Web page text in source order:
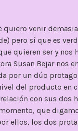
quiero venir
pero sí que es
quieren ser y nos
Susan Bejar nos
por un dúo
del producto en
con sus dos
que
ellos, los dos